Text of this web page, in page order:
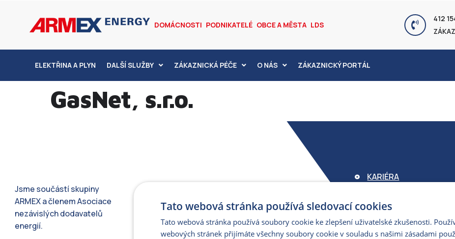
DOMÁCNOSTI PODNIKATELÉ OBCE A MĚSTA LDS
412
ELEKTŘINA A PLYN DALŠÍ SLUŽBY ZÁKAZNICKÁ PÉČE O NÁS ZÁKAZNICKÝ PORTÁL
GasNet, s.r.o.
Jsme součástí skupiny
ARMEX a členem Asociace
nezávislých dodavatelů
energií.
KARIÉRA
ZÁRUKA
PARTNERSKÝ PORTÁL
Tato webová stránka používá sledovací cookies
Tato webová stránka používá soubory cookie ke zlepšení uživatelské zkušenosti.
webových stránek přijímáte všechny soubory cookie v souladu s našimi zásadami